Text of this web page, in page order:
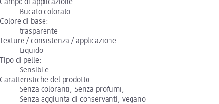
Campo di applicazione:
Bucato colorato
Colore di base:
trasparente
Texture / consistenza / applicazione:
Liquido
Tipo di pelle:
Sensibile
Caratteristiche del prodotto:
Senza coloranti, Senza profumi,
Senza aggiunta di conservanti, vegano